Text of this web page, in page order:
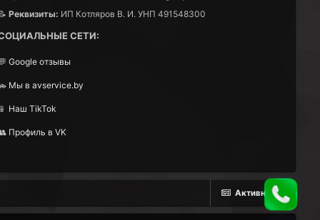
зимой
ведется
мы
чтение
считывать
опрос
записи
в
Denсо
Реквизиты: ИП Котляров В. И. УНП 491548300
СЕТИ:
Google отзывы
Мы в avservice.by
📱 Наш TikTok
Профиль в VK
Активность